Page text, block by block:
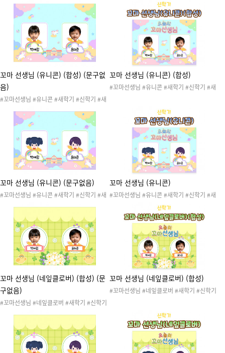
꼬마 선생님 (유니콘) (합성) (문구없
음)
#꼬마선생님 #유니콘 #새학기 #신학기 #새
도안 #환경구성 #새학기환경구성 #신학기환
경구성 #게시판 #환경판 #교실환경구성 #신
학기환경판 #새학기환경판 #오늘의도우미 #
작은선생님 #합성 #합성도안 #문구없음
꼬마 선생님 (유니콘) (합성)
#꼬마선생님 #유니콘 #새학기 #신학기 #새
경구성 #게시판 #환경판 #교실환경구성 #신
학기환경판 #새학기환경판 #오늘의도우미 #
작은선생님 #합성 #합성도안
꼬마 선생님 (유니콘) (문구없음)
#꼬마선생님 #유니콘 #새학기 #신학기 #새
경구성 #게시판 #환경판 #교실환경구성 #신
학기환경판 #새학기환경판 #오늘의도우미 #
작은선생님 #문구없음
꼬마 선생님 (유니콘)
#꼬마선생님 #유니콘 #새학기 #신학기 #새
학기준비 #신학기준비 #새학기도안 #신학기
도안 #환경구성 #새학기환경구성 #신학기환
경구성 #게시판 #환경판 #교실환경구성 #신
학기환경판 #새학기환경판 #오늘의도우미 #
작은선생님
꼬마 선생님 (네잎클로버) (합성) (문
구없음)
#꼬마선생님 #네잎클로버 #새학기 #신학기
기환경구성 #게시판 #환경판 #교실환경구성
#신학기환경판 #새학기환경판 #오늘의도우
미 #작은선생님 #합성 #합성도안 #문구없음
꼬마 선생님 (네잎클로버) (합성)
#꼬마선생님 #네잎클로버 #새학기 #신학기
기환경구성 #게시판 #환경판 #교실환경구성
#신학기환경판 #새학기환경판 #오늘의도우
미 #작은선생님 #합성 #합성도안